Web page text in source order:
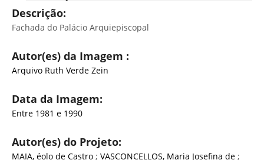
Descrição:
Fachada do Palácio Arquiepiscopal
Autor(es) da Imagem :
Arquivo Ruth Verde Zein
Data da Imagem:
Entre 1981 e 1990
Autor(es) do Projeto:
MAIA, éolo de Castro ; VASCONCELLOS, Maria Josefina de ;